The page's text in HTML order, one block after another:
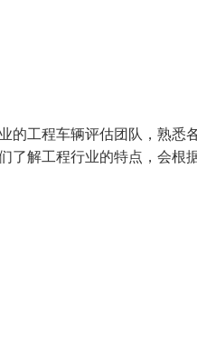
的工程车辆评估团队，熟悉
了解工程行业的特点，会根